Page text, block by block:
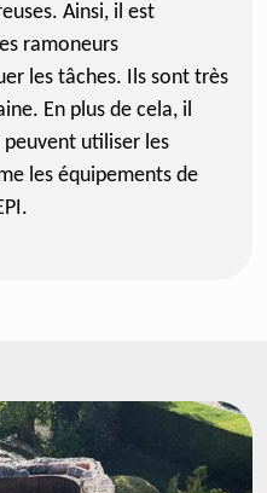
Ainsi, il est
ramoneurs
les tâches. Ils sont très
En plus de cela, il
utiliser les
les équipements de